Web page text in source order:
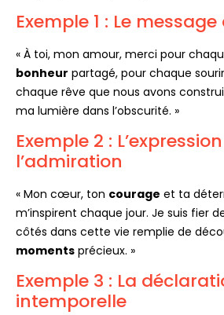
Exemple 1 : Le
« À toi, mon amour, merci pour
bonheur partagé, pour chaque
chaque rêve que nous avons
ma lumière dans l’obscurité. »
Exemple 2 :
l’admiration
« Mon cœur, ton courage et ta
m’inspirent chaque jour. Je suis fier
côtés dans cette vie remplie de
moments précieux. »
Exemple 3 : La
intemporelle